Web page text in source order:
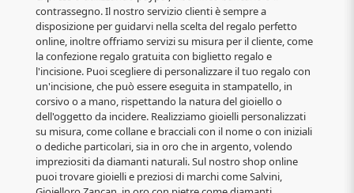
contrassegno. Il nostro servizio clienti è sempre a
disposizione per guidarvi nella scelta del regalo perfetto
online, inoltre offriamo servizi su misura per il cliente, come
la confezione regalo gratuita con biglietto regalo e
l'incisione. Puoi scegliere di personalizzare il tuo regalo con
un'incisione, che può essere eseguita in stampatello, in
corsivo o a mano, rispettando la natura del gioiello o
dell'oggetto da incidere. Realizziamo gioielli personalizzati
su misura, come collane e bracciali con il nome o con iniziali
o dediche particolari, sia in oro che in argento, volendo
impreziositi da diamanti naturali. Sul nostro shop online
puoi trovare gioielli e preziosi di marchi come Salvini,